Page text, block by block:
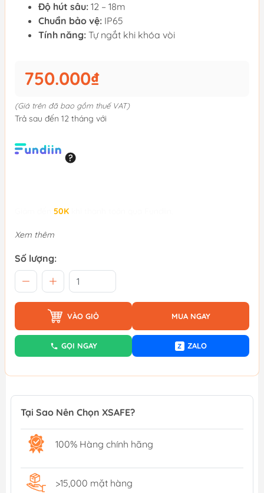
Độ hút sâu: 12 – 18m
Chuẩn bảo vệ: IP65
Tính năng: Tự ngắt khi khóa vòi
750.000₫
(Giá trên đã bao gồm thuế VAT)
Trả sau đến 12 tháng với
50K
Xem thêm
Số lượng:
VÀO GIỎ MUA NGAY
GỌI NGAY Z ZALO
Tại Sao Nên Chọn XSAFE?
100% Hàng chính hãng
>15,000 mặt hàng